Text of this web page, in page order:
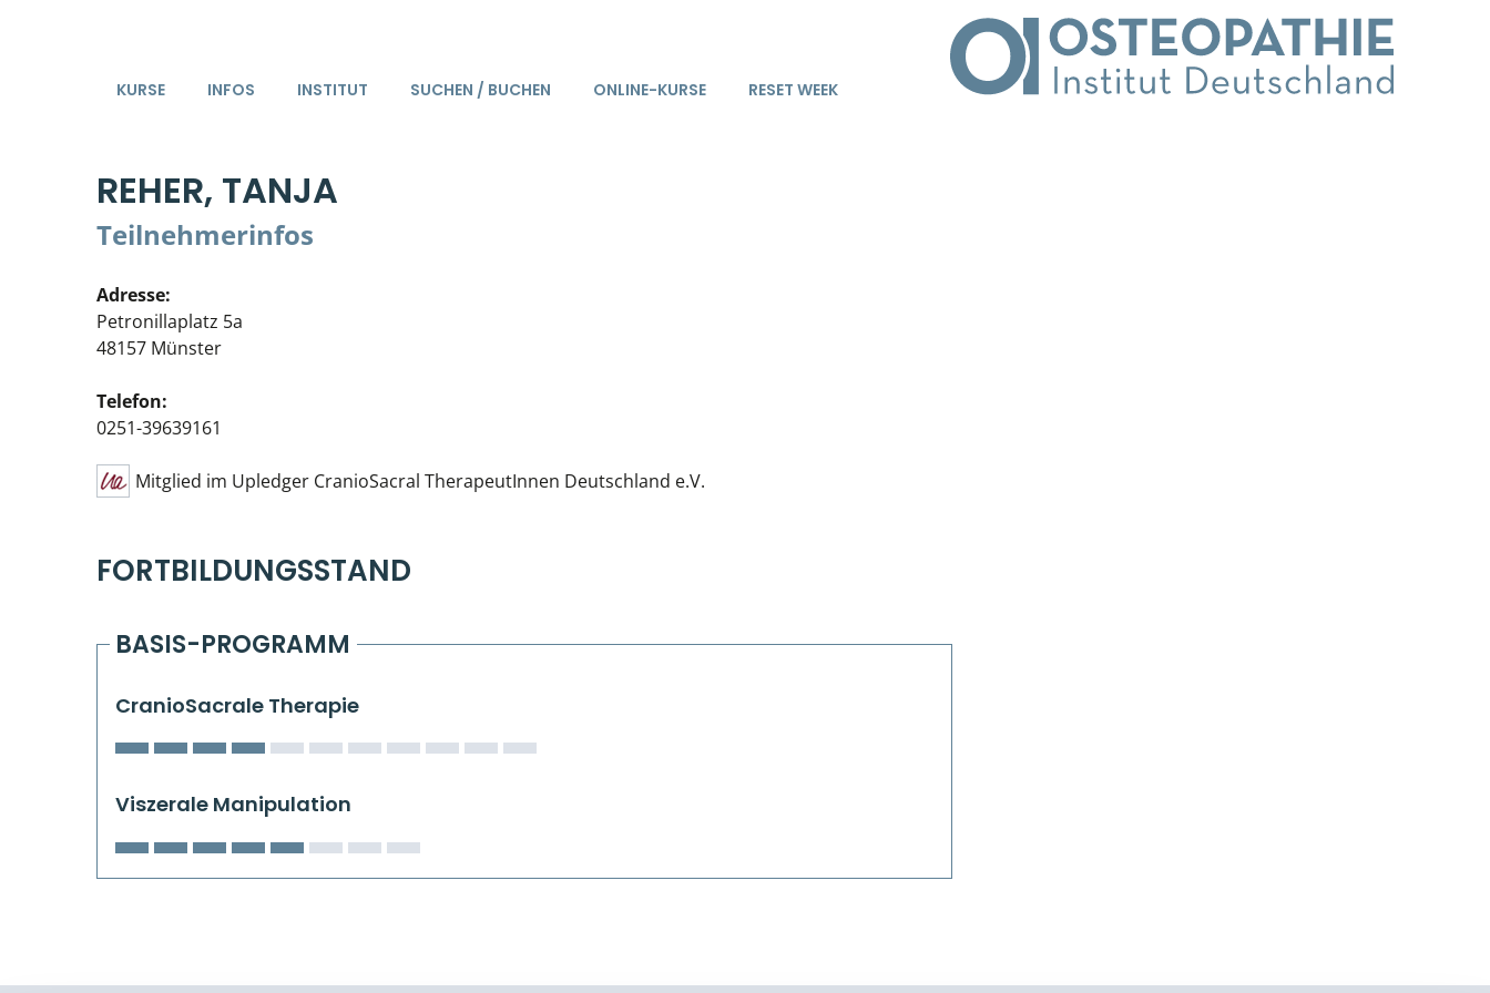
KURSE INFOS INSTITUT SUCHEN / BUCHEN ONLINE-KURSE RESET WEEK
REHER, TANJA
Teilnehmerinfos
Adresse:
Petronillaplatz 5a
48157 Münster
Telefon:
0251-39639161
Mitglied im Upledger CranioSacral TherapeutInnen Deutschland e.V.
FORTBILDUNGSSTAND
BASIS-PROGRAMM
CranioSacrale Therapie
Viszerale Manipulation